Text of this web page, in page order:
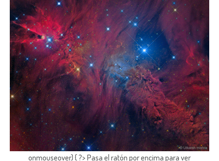
onmouseover) { ?> Pasa el ratón por encima para ver